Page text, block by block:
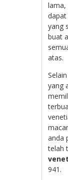
lama,
yang
buat
atas.
yang
anda
telah
941.